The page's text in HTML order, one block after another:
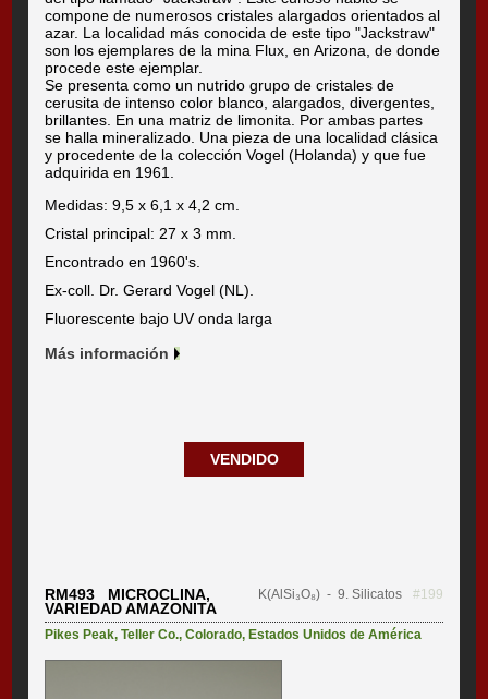
compone de numerosos cristales alargados orientados al
azar. La localidad más conocida de este tipo "Jackstraw"
son los ejemplares de la mina Flux, en Arizona, de donde
procede este ejemplar.
Se presenta como un nutrido grupo de cristales de
cerusita de intenso color blanco, alargados, divergentes,
brillantes. En una matriz de limonita. Por ambas partes
se halla mineralizado. Una pieza de una localidad clásica
y procedente de la colección Vogel (Holanda) y que fue
adquirida en 1961.
Medidas: 9,5 x 6,1 x 4,2 cm.
Cristal principal: 27 x 3 mm.
Encontrado en 1960's.
Ex-coll. Dr. Gerard Vogel (NL).
Fluorescente bajo UV onda larga
Más información
VENDIDO
RM493 MICROCLINA,
VARIEDAD AMAZONITA
K(AlSi₃O₈)- 9. Silicatos #199
Pikes Peak,Teller Co.,Colorado,Estados Unidos de América